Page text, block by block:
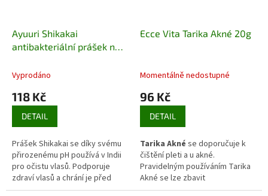
Ayuuri Shikakai
antibakteriální prášek na
Vyprodáno
118 Kč
DETAIL
Prášek Shikakai se díky svému
přirozenému pH používá v Indii
pro očistu vlasů. Podporuje
zdraví vlasů a chrání je před
vysoušením.
Ecce Vita Tarika Akné 20g
Momentálně nedostupné
96 Kč
DETAIL
Tarika Akné se doporučuje k
čištění pleti a u akné.
Pravidelným používáním Tarika
Akné se lze zbavit
dlouhodobých potíží. Tarika